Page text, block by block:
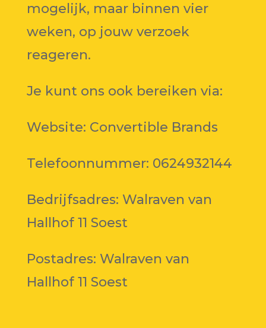
mogelijk, maar binnen vier
weken, op jouw verzoek
reageren.
Je kunt ons ook bereiken via:
Website: Convertible Brands
Telefoonnummer: 0624932144
Bedrijfsadres: Walraven van
Hallhof 11 Soest
Postadres: Walraven van
Hallhof 11 Soest